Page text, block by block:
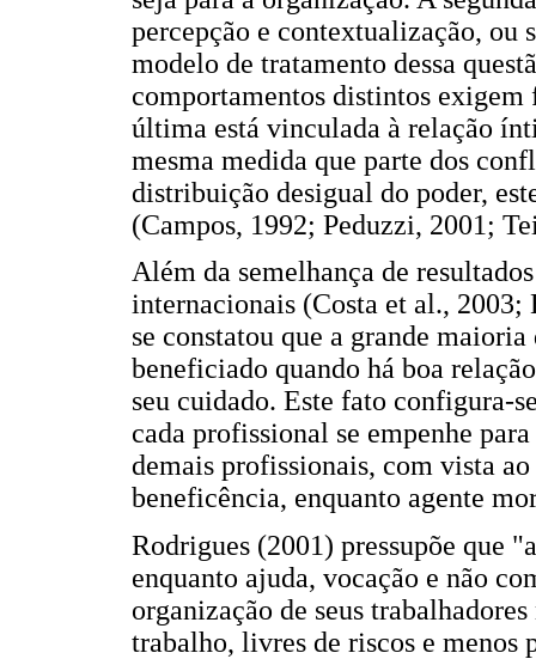
percepção e contextualização, ou
modelo de tratamento dessa
comportamentos distintos exigem
última está vinculada à relação
mesma medida que parte dos
distribuição desigual do poder,
(Campos, 1992; Peduzzi, 2001;
Além da semelhança de
internacionais (Costa et al.,
se constatou que a grande
beneficiado quando há boa
seu cuidado. Este fato configura-
cada profissional se empenhe
demais profissionais, com vista
beneficência, enquanto agente
Rodrigues (2001) pressupõe que
enquanto ajuda, vocação e não
organização de seus
trabalho, livres de riscos e menos